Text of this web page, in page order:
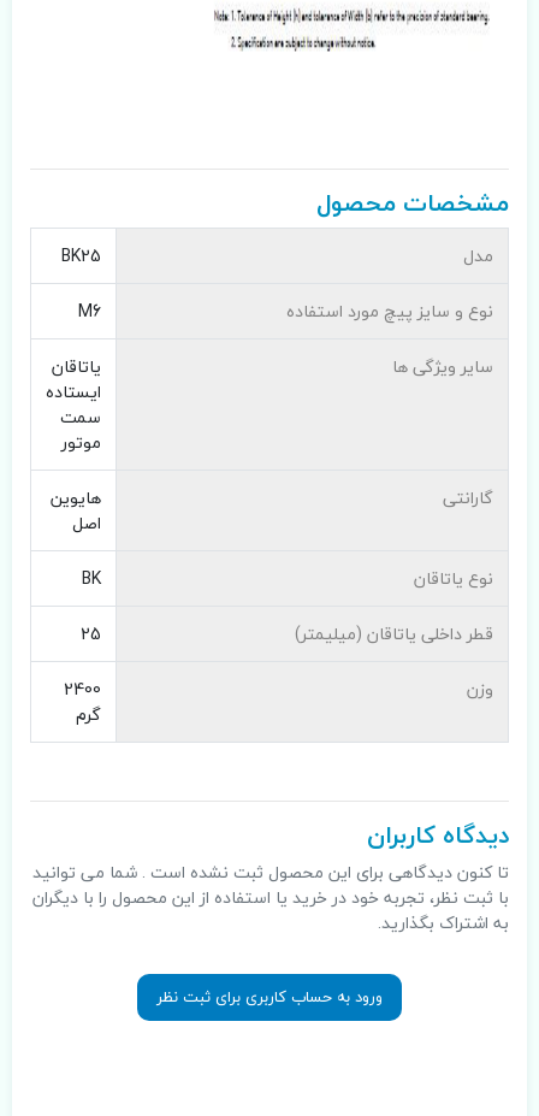
مشخصات محصول
مدل
BK25
نوع و سایز پیچ مورد استفاده
M6
سایر ویژگی ها
یاتاقان
ایستاده
سمت
موتور
گارانتی
هایوین
اصل
نوع یاتاقان
BK
قطر داخلی یاتاقان (میلیمتر)
25
وزن
2400
گرم
دیدگاه کاربران
تا کنون دیدگاهی برای این محصول ثبت نشده است . شما می توانید
با ثبت نظر، تجربه خود در خرید یا استفاده از این محصول را با دیگران
به اشتراک بگذارید.
ورود به حساب کاربری برای ثبت نظر